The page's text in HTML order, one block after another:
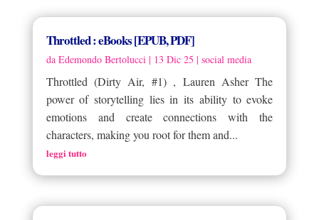
Throttled : eBooks [EPUB, PDF]
da Edemondo Bertolucci | 13 Dic 25 | social media
Throttled (Dirty Air, #1) , Lauren Asher The
power of storytelling lies in its ability to evoke
emotions and create connections with the
characters, making you root for them and...
leggi tutto